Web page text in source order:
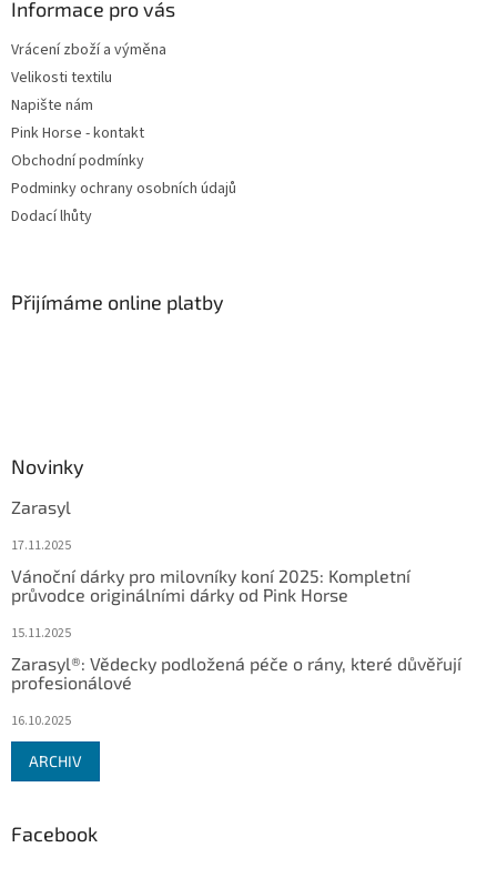
Informace pro vás
Vrácení zboží a výměna
Velikosti textilu
Napište nám
Pink Horse - kontakt
Obchodní podmínky
Podminky ochrany osobních údajů
Dodací lhůty
Přijímáme online platby
Novinky
Zarasyl
17.11.2025
Vánoční dárky pro milovníky koní 2025: Kompletní
průvodce originálními dárky od Pink Horse
15.11.2025
Zarasyl®: Vědecky podložená péče o rány, které důvěřují
profesionálové
16.10.2025
ARCHIV
Facebook